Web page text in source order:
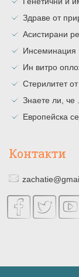
Здраве от
Асистирани
Инсеминация
Ин витро
Стерилитет
Знаете ли, че
Европейска
Контакти